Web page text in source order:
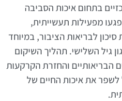
בתחום איכות הסביבה
מפעילות תעשייתית,
סיכון לבריאות הציבור, במיוחד
גיל השלישי. תהליך השיקום
הבריאותיים והחזרת הקרקעות
את איכות החיים של